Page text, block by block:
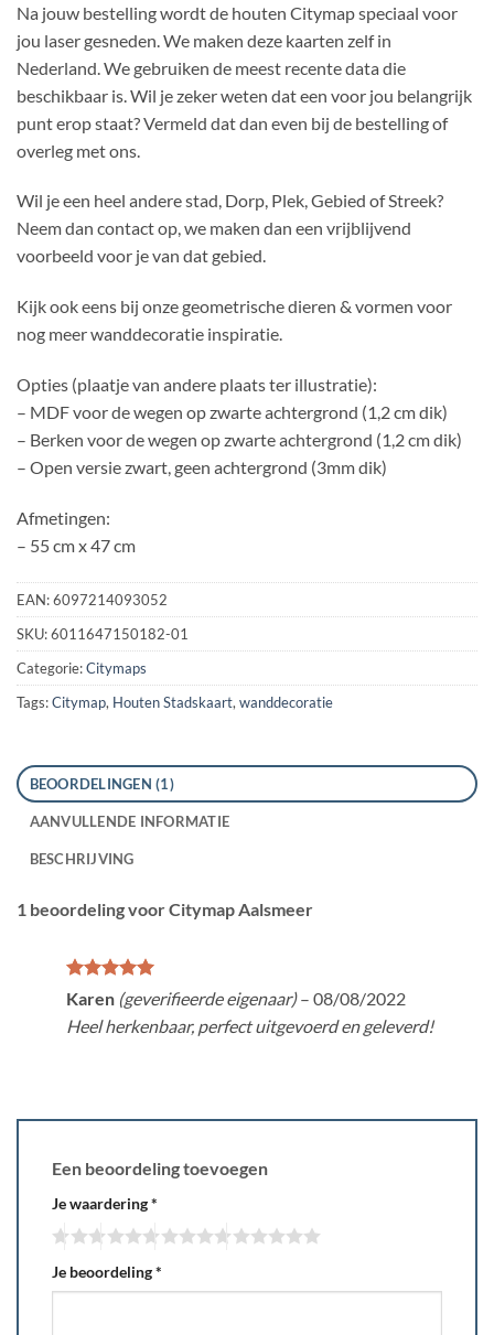
Na jouw bestelling wordt de houten Citymap speciaal voor
jou laser gesneden. We maken deze kaarten zelf in
Nederland. We gebruiken de meest recente data die
beschikbaar is. Wil je zeker weten dat een voor jou belangrijk
punt erop staat? Vermeld dat dan even bij de bestelling of
overleg met ons.
Wil je een heel andere stad, Dorp, Plek, Gebied of Streek?
Neem dan contact op, we maken dan een vrijblijvend
voorbeeld voor je van dat gebied.
Kijk ook eens bij onze geometrische dieren & vormen voor
nog meer wanddecoratie inspiratie.
Opties (plaatje van andere plaats ter illustratie):
– MDF voor de wegen op zwarte achtergrond (1,2 cm dik)
– Berken voor de wegen op zwarte achtergrond (1,2 cm dik)
– Open versie zwart, geen achtergrond (3mm dik)
Afmetingen:
– 55 cm x 47 cm
EAN:6097214093052
SKU:6011647150182-01
Categorie:Citymaps
Tags:Citymap, Houten Stadskaart, wanddecoratie
BEOORDELINGEN (1)
AANVULLENDE INFORMATIE
BESCHRIJVING
1 beoordeling voorCitymap Aalsmeer
Gewaardeerd
5 uit 5
Karen (geverifieerde eigenaar) – 08/08/2022
Heel herkenbaar, perfect uitgevoerd en geleverd!
Een beoordeling toevoegen
Je waardering*
Je beoordeling*